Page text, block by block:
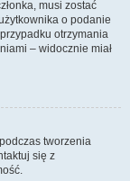
musi zostać
o podanie
otrzymania
– widocznie miał
tworzenia
się z